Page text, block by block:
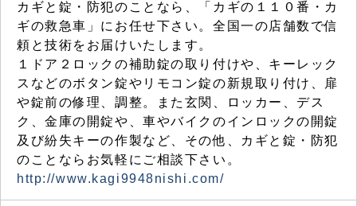
カギと錠・防犯のことなら、「カギの１１０番・カ
ギの救急車」にお任せ下さい。全国一の店舗数で信
頼と技術をお届けいたします。
１ドア２ロックの補助錠の取り付けや、キーレック
スなどのボタン錠やリモコン錠の新規取り付け、扉
や錠前の修理、調整。また玄関、ロッカー、デス
ク、金庫の開錠や、車やバイクのインロックの開錠
及び紛失キーの作製など、その他、カギと錠・防犯
のことならお気軽にご相談下さい。
http://www.kagi9948nishi.com/